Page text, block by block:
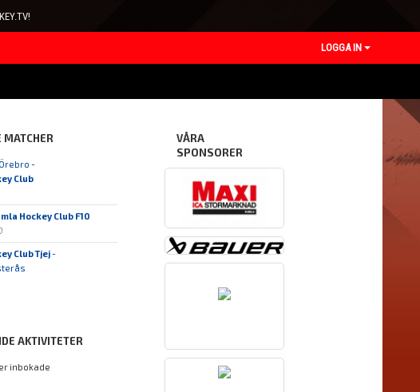
LOGGA IN
MATCHER
-
Club
Hockey Club F10
Club Tjej-
AKTIVITETER
inbokade
VÅRA
SPONSORER